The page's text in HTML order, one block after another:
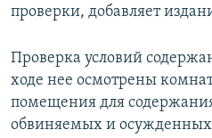
проверки, добавляет
Проверка условий
ходе нее осмотрены
помещения для
обвиняемых и